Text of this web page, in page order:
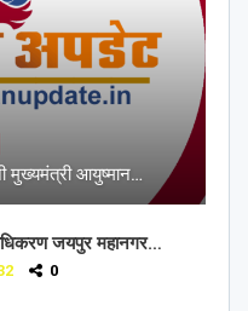
मुख्यमंत्री आयुष्मान…
जयपुर महानगर…
0